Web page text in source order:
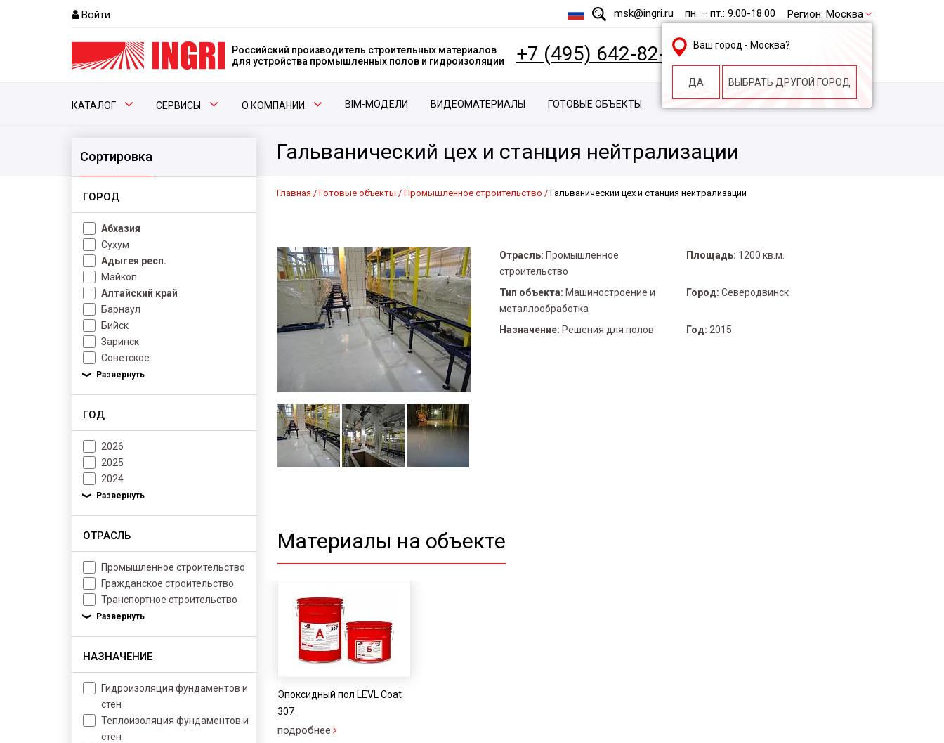
Войти msk@ingri.ru пн. – пт.: 9.00-18.00 Регион: Москва
Ваш город - Москва?
ДА ВЫБРАТЬ ДРУГОЙ ГОРОД
Российский производитель строительных материалов
для устройства промышленных полов и гидроизоляции
+7 (495) 642-82-62
КАТАЛОГ СЕРВИСЫ О КОМПАНИИ BIM-МОДЕЛИ ВИДЕОМАТЕРИАЛЫ ГОТОВЫЕ ОБЪЕКТЫ
Гальванический цех и станция нейтрализации
Сортировка
ГОРОД
Абхазия
Сухум
Адыгея респ.
Майкоп
Алтайский край
Барнаул
Бийск
Заринск
Советское
ГОД
2026
2025
2024
ОТРАСЛЬ
Промышленное строительство
Гражданское строительство
Транспортное строительство
НАЗНАЧЕНИЕ
Гидроизоляция фундаментов и
стен
Теплоизоляция фундаментов и
стен
Главная Готовые объекты Промышленное строительство Гальванический цех и станция нейтрализации
Отрасль: Промышленное
строительство
Площадь: 1200 кв.м.
Тип объекта: Машиностроение и
металлообработка
Город: Северодвинск
Назначение: Решения для полов Год: 2015
Материалы на объекте
Эпоксидный пол LEVL Coat
307
подробнее